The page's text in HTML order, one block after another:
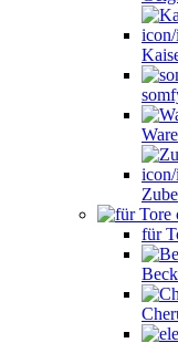
für